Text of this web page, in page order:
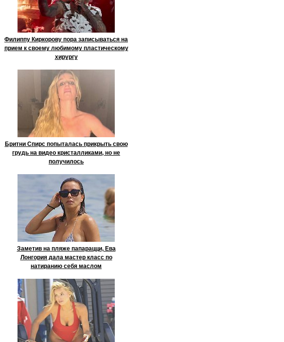
Филиппу Киркорову пора записываться на
прием к своему любимому пластическому
хирургу
Бритни Спирс попыталась прикрыть свою
грудь на видео кристалликами, но не
получилось
Заметив на пляже папарацци, Ева
Лонгория дала мастер класс по
натиранию себя маслом